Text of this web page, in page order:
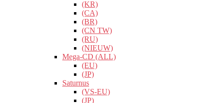
(KR)
(CA)
(BR)
(CN TW)
(RU)
(NIEUW)
Mega-CD (ALL)
(EU)
(JP)
Saturnus
(VS-EU)
(JP)